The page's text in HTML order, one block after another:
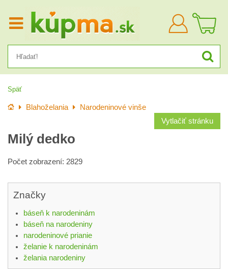
Prihlásiť
sa
Späť
Úvod Blahoželania
Narodeninové vinše
Vytlačiť stránku
Milý dedko
Počet zobrazení: 2829
Značky
báseň k narodeninám
báseň na narodeniny
narodeninové prianie
želanie k narodeninám
želania narodeniny